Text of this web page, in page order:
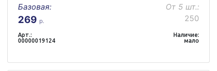
Базовая:
269 р.
От 5 шт.:
250
Арт.:
00000019124
Наличие:
мало